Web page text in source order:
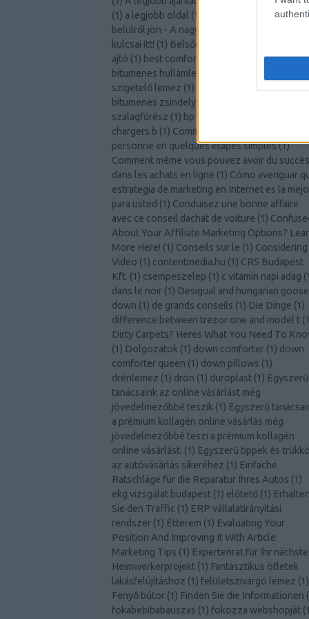
(1) a legjobb oldal (1
A szabadság
belülről jön - A nagyobb személyes fejlődés
kulcsai itt! (1) Belsőépítészeti ötletek
ajtó (1) best comforter bitcoin knots(1)
bitumenes hullámlemez árgép
szigetelő lemez (1) bitumenes vízszigetelés(
bitumenes zsindely tekercs árgép
szalagfűrész (1) bp125
chargers b (1) Comment devenir une meilleure
personne en quelques étapes simples(1)
Comment même vous pouvez avoir du succès
dans les achats en ligne (1) Cómo averiguar
estrategia de marketing en Internet es la
para usted (1) Conduisez une bonne affaire
avec ce conseil dachat de voiture (1)
About Your Affiliate Marketing Options?
More Here! (1) Conseils sur le (1) Considering
Video (1) contentmedia.hu (1) CRS Budapest
Kft. (1) csempeszelep (1) c vitamin napi adag (1
dans le noir (1) Desigual and hungarian goose
down (1) de grands conseils (1) Die Dinge (1)
difference between trezor one and model t (1
Dirty Carpets? Heres What You Need To
(1) Dolgozatok (1) down comforter (1) down
comforter queen (1) down pillows (1)
drénlemez (1) drón (1) duroplast (1) Egyszerű
tanácsaink az online vásárlást még
jövedelmezőbbé teszik (1) Egyszerű
a prémium kollagén online vásárlás még
jövedelmezőbbé teszi a prémium kollagén
online vásárlást. (1) Egyszerű tippek és
az autóvásárlás sikeréhez (1) Einfache
Ratschläge für die Reparatur Ihres Autos (1)
ekg vizsgálat budapest (1) előtető (1) Erhalten
Sie den Traffic (1) ERP vállalatirányítási
rendszer (1) Étterem (1) Evaluating Your
Position And Improving It With Article
Marketing Tips (1) Expertenrat für Ihr
Heimwerkerprojekt (1) Fantasztikus ötletek
lakásfelújításhoz (1) felületszivárgó lemez (1)
Fenyő bútor (1) Finden Sie die Informationen (
fokabebibabauszas (1) fokozza webshopját (1